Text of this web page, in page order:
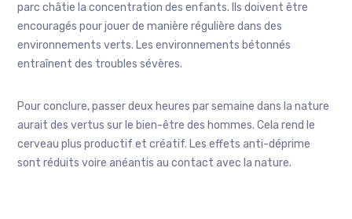
parc châtie la concentration des enfants. Ils doivent être
encouragés pour jouer de manière régulière dans des
environnements verts. Les environnements bétonnés
entraînent des troubles sévères.
Pour conclure, passer deux heures par semaine dans la nature
aurait des vertus sur le bien-être des hommes. Cela rend le
cerveau plus productif et créatif. Les effets anti-déprime
sont réduits voire anéantis au contact avec la nature.